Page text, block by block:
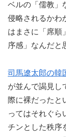
ベルの「儒教」
侵略されるかわ
はまさに「席順
序感」なんだと
司馬遼太郎の韓
が並んで謁見し
際に裸だったと
ってはそれぐら
チンとした秩序